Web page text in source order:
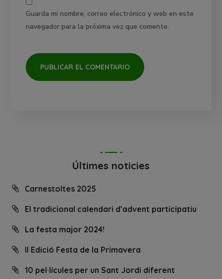
Guarda mi nombre, correo electrónico y web en este
navegador para la próxima vez que comente.
Últimes noticies
Carnestoltes 2025
El tradicional calendari d’advent participatiu
La festa major 2024!
II Edició Festa de la Primavera
10 pel·lícules per un Sant Jordi diferent